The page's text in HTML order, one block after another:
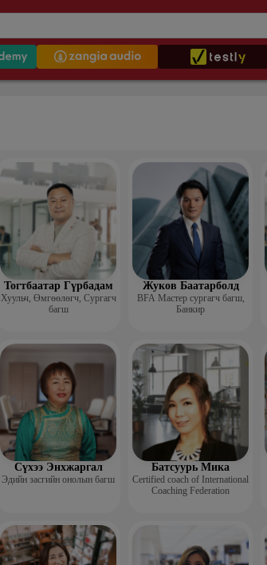
Тогтбаатар Гүрбадам
Хуульч, Өмгөөлөгч, Сургагч
багш
Жуков Баатарболд
BFA Мастер сургагч багш,
Банкир
Сүхээ Энхжаргал
Эдийн засгийн онолын багш
Батсуурь Мика
Certified coach of International
Coaching Federation